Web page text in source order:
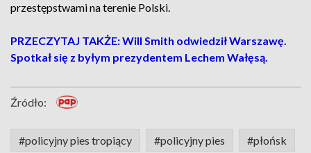
przestępstwami na terenie Polski.
PRZECZYTAJ TAKŻE: Will Smith odwiedził Warszawę.
Spotkał się z byłym prezydentem Lechem Wałęsą.
Źródło:
#policyjny pies tropiący #policyjny pies #płońsk